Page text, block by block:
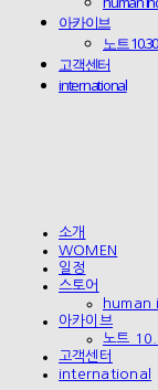
아카이브
노트 10.30
고객센터
international
소개
WOMEN
일정
스토어
human
아카이브
노트
고객센터
international